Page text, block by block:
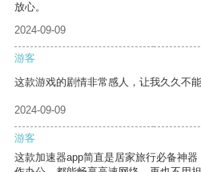
放心。
2024-09-09
游客
这款游戏的剧情非常感人，让我久久不能
2024-09-09
游客
这款加速器app简直是居家旅行必备神